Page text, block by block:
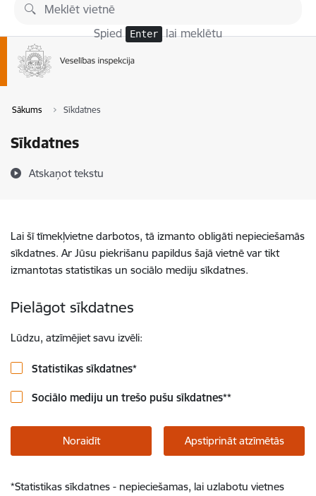
Pāriet uz lapas saturu
Spied Enter lai meklētu
Sākums Sīkdatnes
Sīkdatnes
Atskaņot tekstu
Lai šī tīmekļvietne darbotos, tā izmanto obligāti nepieciešamās
sīkdatnes. Ar Jūsu piekrišanu papildus šajā vietnē var tikt
izmantotas statistikas un sociālo mediju sīkdatnes.
Pielāgot sīkdatnes
Lūdzu, atzīmējiet savu izvēli:
Statistikas sīkdatnes*
Sociālo mediju un trešo pušu sīkdatnes**
Noraidīt Apstiprināt atzīmētās
*Statistikas sīkdatnes - nepieciešamas, lai uzlabotu vietnes